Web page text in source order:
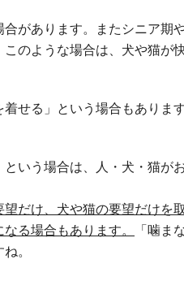
があります。またシニア期
のような場合は、犬や猫が
せる」という場合もありま
いう場合は、人・犬・猫が
だけ、犬や猫の要望だけを
る場合もあります。
「噛ま
。